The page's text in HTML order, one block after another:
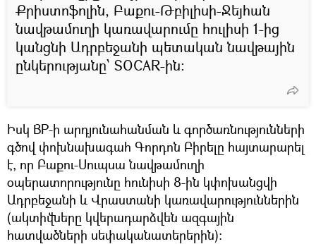
Քրիստոֆոլին, Բաքու-Թբիլիսի-Ջեյհան
նավթամուղի կառավարումը հուլիսի 1-ից
կանցնի Ադրբեջանի պետական նավթային
ընկերությանը՝ SOCAR-ին:
Իսկ BP-ի արդյունահանման և գործառնությունների
գծով փոխնախագահ Գորդոն Բիրելը հայտարարել
է, որ Բաքու-Սուպսա նավթամուղի
օպերատորությունը հունիսի 8-ին կփոխանցվի
Ադրբեջանի և Վրաստանի կառավարություններին
(ակտիվները կվերադարձվեն ազգային
հատվածների սեփականատերերին):